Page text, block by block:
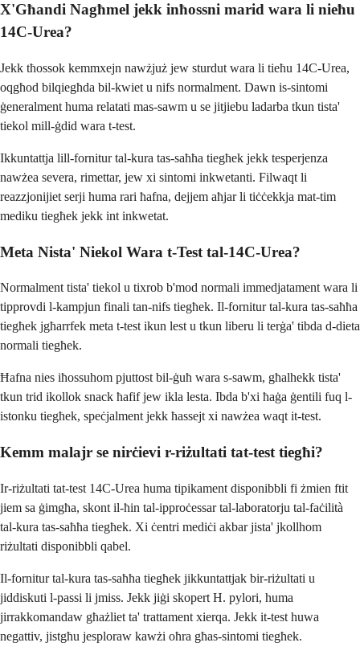
X'Għandi Nagħmel jekk inħossni marid wara li nieħu
14C-Urea?
Jekk tħossok kemmxejn nawżjuż jew sturdut wara li tieħu 14C-Urea,
oqgħod bilqiegħda bil-kwiet u nifs normalment. Dawn is-sintomi
ġeneralment huma relatati mas-sawm u se jitjiebu ladarba tkun tista'
tiekol mill-ġdid wara t-test.
Ikkuntattja lill-fornitur tal-kura tas-saħħa tiegħek jekk tesperjenza
nawżea severa, rimettar, jew xi sintomi inkwetanti. Filwaqt li
reazzjonijiet serji huma rari ħafna, dejjem aħjar li tiċċekkja mat-tim
mediku tiegħek jekk int inkwetat.
Meta Nista' Niekol Wara t-Test tal-14C-Urea?
Normalment tista' tiekol u tixrob b'mod normali immedjatament wara li
tipprovdi l-kampjun finali tan-nifs tiegħek. Il-fornitur tal-kura tas-saħħa
tiegħek jgħarrfek meta t-test ikun lest u tkun liberu li terġa' tibda d-dieta
normali tiegħek.
Ħafna nies iħossuhom pjuttost bil-ġuħ wara s-sawm, għalhekk tista'
tkun trid ikollok snack ħafif jew ikla lesta. Ibda b'xi ħaġa ġentili fuq l-
istonku tiegħek, speċjalment jekk ħassejt xi nawżea waqt it-test.
Kemm malajr se nirċievi r-riżultati tat-test tiegħi?
Ir-riżultati tat-test 14C-Urea huma tipikament disponibbli fi żmien ftit
jiem sa ġimgħa, skont il-ħin tal-ipproċessar tal-laboratorju tal-faċilità
tal-kura tas-saħħa tiegħek. Xi ċentri mediċi akbar jista' jkollhom
riżultati disponibbli qabel.
Il-fornitur tal-kura tas-saħħa tiegħek jikkuntattjak bir-riżultati u
jiddiskuti l-passi li jmiss. Jekk jiġi skopert H. pylori, huma
jirrakkomandaw għażliet ta' trattament xierqa. Jekk it-test huwa
negattiv, jistgħu jesploraw kawżi oħra għas-sintomi tiegħek.